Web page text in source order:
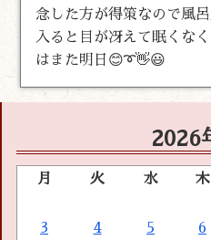
念した方が得策なので風呂
入ると目が冴えて眠くな
はまた明日😊➰👋😃
2026
月 火 水 木
3
4 5 6